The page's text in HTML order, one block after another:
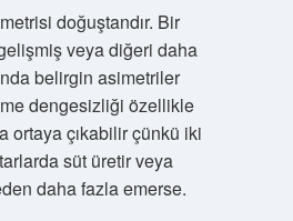
doğuştandır. Bir
veya diğeri daha
belirgin asimetriler
dengesizliği özellikle
ortaya çıkabilir çünkü iki
süt üretir veya
daha fazla emerse.